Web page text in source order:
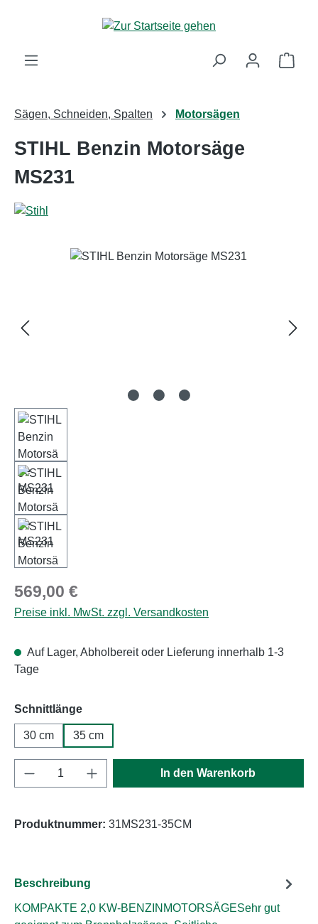
Zum Hauptinhalt springen
Sägen, Schneiden, Spalten Motorsägen
STIHL Benzin Motorsäge
MS231
Regulärer Preis:
569,00 €
Preise inkl. MwSt. zzgl. Versandkosten
Auf Lager, Abholbereit oder Lieferung innerhalb 1-3
Tage
Schnittlängeauswählen
30 cm 35 cm
Produkt Anzahl: Gib den gewünschten
In den Warenkorb
Produktnummer: 31MS231-35CM
Beschreibung
KOMPAKTE 2,0 KW-BENZINMOTORSÄGESehr gut